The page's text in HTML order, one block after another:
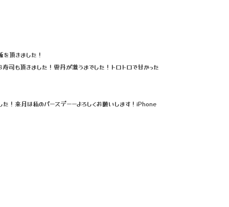
を頂きました！
司も頂きました！雲丹が激うまでした！トロトロで甘かった
た！来月は私のバースデーーよろしくお願いします！iPhone